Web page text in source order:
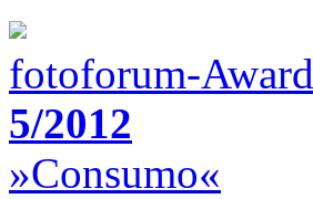
fotoforum-Award
5/2012
»Consumo«